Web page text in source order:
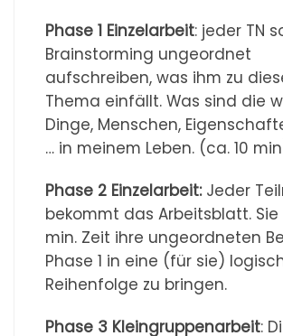
Phase 1 Einzelarbeit: jeder TN
Brainstorming ungeordnet
aufschreiben, was ihm zu
Thema einfällt. Was sind die
Dinge, Menschen,
… in meinem Leben. (ca. 10
Phase 2 Einzelarbeit:Jeder
bekommt das Arbeitsblatt. Sie
min. Zeit ihre ungeordneten
Phase 1 in eine (für sie)
Reihenfolge zu bringen.
Phase 3 Kleingruppenarbeit: